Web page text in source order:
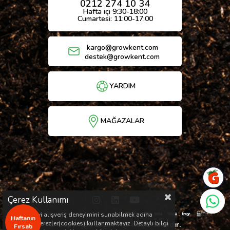
0212 274 10 34
Hafta içi 9:30-18:00
Cumartesi: 11:00-17:00
kargo@growkent.com
destek@growkent.com
YARDIM
MAĞAZALAR
Haftanın
Fırsatı
© Copyright 2026 / Her hakkı saklıdır.
Çerez Kullanımı
Sizlere en iyi alışveriş deneyimini sunabilmek adına
sitemizde çerezler(cookies) kullanmaktayız. Detaylı bilgi